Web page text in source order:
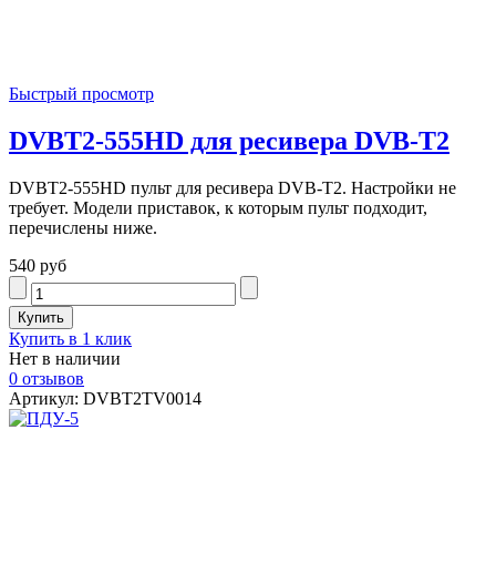
Быстрый просмотр
DVBT2-555HD для ресивера DVB-T2
DVBT2-555HD пульт для ресивера DVB-T2. Настройки не
требует. Модели приставок, к которым пульт подходит,
перечислены ниже.
540 руб
Купить в 1 клик
Нет в наличии
0 отзывов
Артикул: DVBT2TV0014